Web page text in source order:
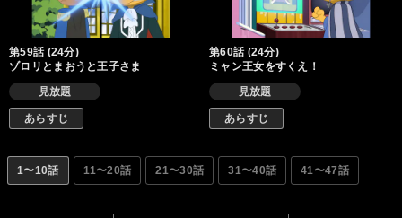
第59話 (24分)
ゾロリとまおうと王子さま
見放題
あらすじ
第60話 (24分)
ミャン王女をすくえ！
見放題
あらすじ
1〜10話 11〜20話 21〜30話 31〜40話 41〜47話